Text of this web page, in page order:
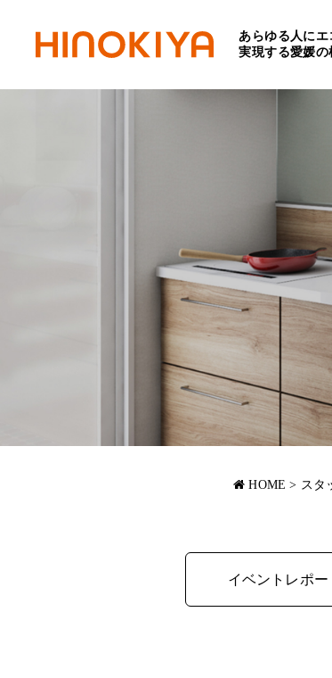
あらゆる人に
実現する愛媛の
HOME > スタ
イベントレポー